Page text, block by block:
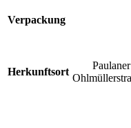
Verpackung
Herkunftsort